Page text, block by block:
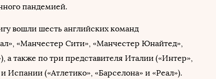
пандемией.
вошли шесть английских команд
«Манчестер Сити», «Манчестер Юнайтед»,
а также по три представителя Италии («Интер»,
Испании («Атлетико», «Барселона» и «Реал»).